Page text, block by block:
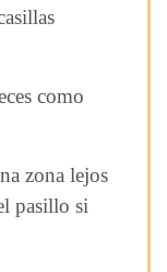
como
zona lejos
pasillo si